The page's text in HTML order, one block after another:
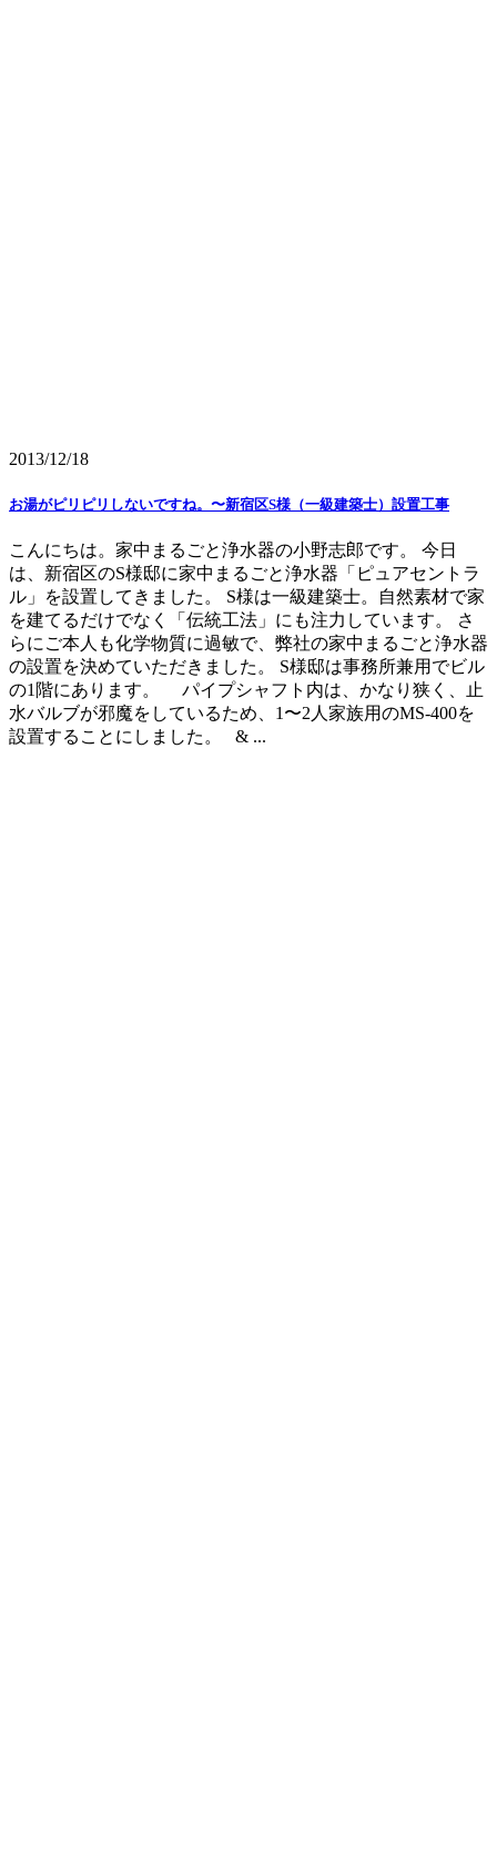
2013/12/18
お湯がピリピリしないですね。〜新宿区S様（一級建築士）設置工事
こんにちは。家中まるごと浄水器の小野志郎です。 今日
は、新宿区のS様邸に家中まるごと浄水器「ピュアセントラ
ル」を設置してきました。 S様は一級建築士。自然素材で家
を建てるだけでなく「伝統工法」にも注力しています。 さ
らにご本人も化学物質に過敏で、弊社の家中まるごと浄水器
の設置を決めていただきました。 S様邸は事務所兼用でビル
の1階にあります。 パイプシャフト内は、かなり狭く、止
水バルブが邪魔をしているため、1〜2人家族用のMS-400を
設置することにしました。 & ...